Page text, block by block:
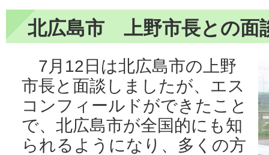
北広島市 上野市長との面
7月12日は北広島市の上野
市長と面談しましたが、エス
コンフィールドができたこと
で、北広島市が全国的にも知
られるようになり、多くの方